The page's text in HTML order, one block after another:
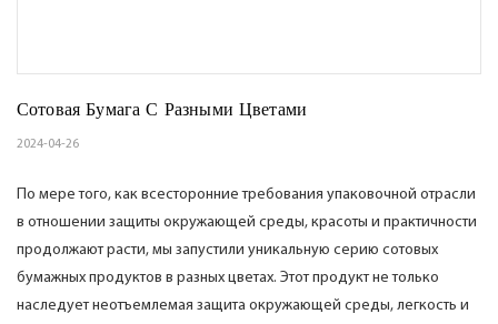
Сотовая Бумага С Разными Цветами
2024-04-26
По мере того, как всесторонние требования упаковочной отрасли
в отношении защиты окружающей среды, красоты и практичности
продолжают расти, мы запустили уникальную серию сотовых
бумажных продуктов в разных цветах. Этот продукт не только
наследует неотъемлемая защита окружающей среды, легкость и